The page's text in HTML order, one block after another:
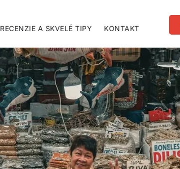
RECENZIE A SKVELÉ TIPY KONTAKT